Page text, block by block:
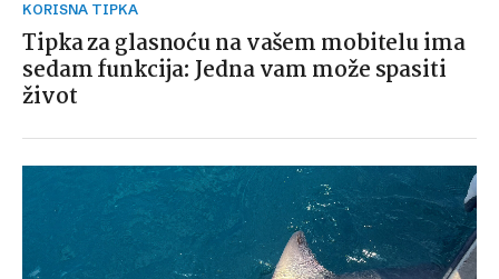
KORISNA TIPKA
Tipka za glasnoću na vašem mobitelu ima
sedam funkcija: Jedna vam može spasiti
život